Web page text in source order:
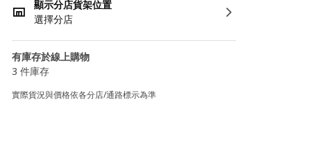
顯示分店貨架位置
選擇分店
有庫存於線上購物
3 件庫存
實際貨況與價格依各分店/通路標示為準